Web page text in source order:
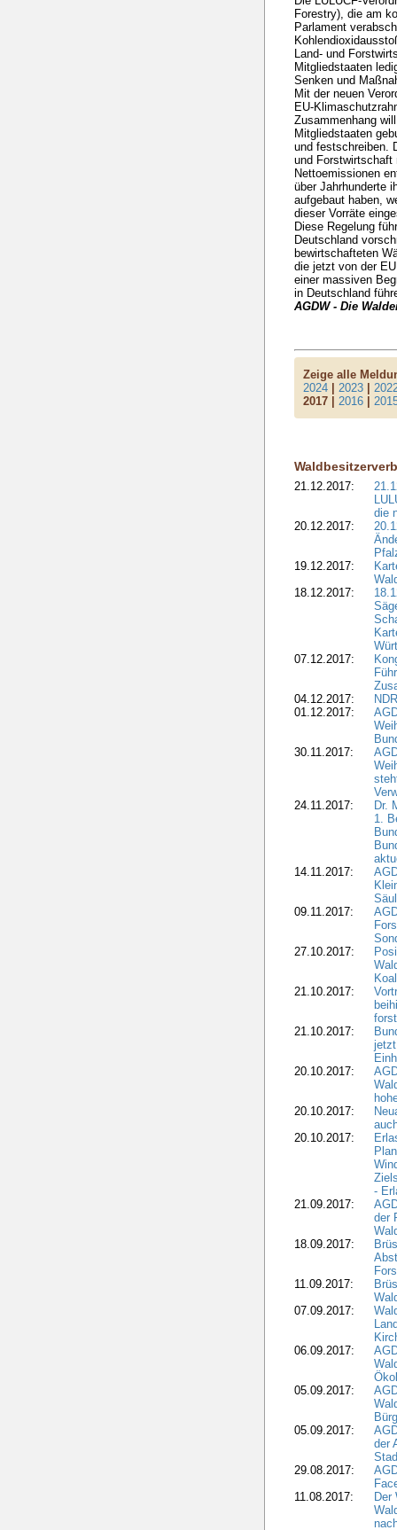
Forestry), die am
Parlament
Land- und
Mitgliedstaaten
Senken und
Mit der neuen
EU-
Zusammenhang
Mitgliedstaaten
und festschreiben.
und
Nettoemissionen
über Jahrhunderte
aufgebaut haben,
dieser Vorräte
Diese Regelung
Deutschland
bewirtschafteten
die jetzt von der
einer massiven
in Deutschland
AGDW - Die
Zeige alle
2024 |2023 |
2017 |2016 |
21.12.2017:
die
20.12.2017:
19.12.2017:
18.12.2017:
07.12.2017:
04.12.2017:
01.12.2017:
30.11.2017:
24.11.2017:
Dr.
1.
14.11.2017:
09.11.2017:
27.10.2017:
21.10.2017:
21.10.2017:
20.10.2017:
20.10.2017:
20.10.2017:
-
21.09.2017:
der
18.09.2017:
11.09.2017:
07.09.2017:
06.09.2017:
05.09.2017:
05.09.2017:
der
29.08.2017:
11.08.2017:
Der